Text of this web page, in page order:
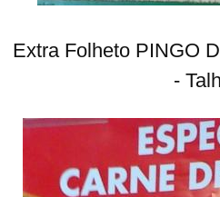
Extra Folheto PINGO
-